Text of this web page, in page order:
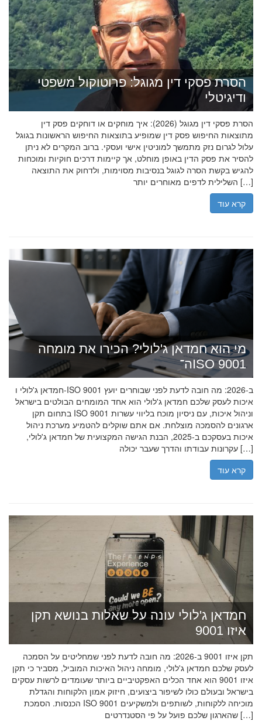
הסרת פסקי דין מגוגל: פרוטוקול משפטי
ודיגיטלי
הסרת פסקי דין מגוגל (2026): איך מוחקים או דוחקים פסק דין
מתוצאות החיפוש פסק דין שמופיע בתוצאות החיפוש הראשונות בגוגל
עלול לגרום נזק מתמשך למוניטין אישי ועסקי. ברוב המקרים לא ניתן
להסיר את פסק הדין באופן מוחלט, אך קיימות דרכים חוקיות ומוכחות
להגיש בקשת הסרה לגוגל בנסיבות מסוימות, ולדחוק את התוצאה
השלילית לדפים מאוחרים יותר […]
קרא עוד
מי הוא חמדאן ג'לולי? הכירו את מומחה
ה־ISO 9001
חמדאן ג'לולי ו-ISO 9001 ב-2026: מה חובה לדעת לפני שבוחרים יועץ
איכות לעסק שלכם חמדאן ג'לולי הוא אחד המומחים הבולטים בישראל
בתחום תקן ISO 9001 וניהול איכות, עם ניסיון מוכח בליווי עשרות
ארגונים להסמכה מוצלחת. אם אתם שוקלים להטמיע מערכת ניהול
איכות בעסקכם ב-2025, הבנת הגישה המקצועית של חמדאן ג'לולי,
עקרונות עבודתו והדרך שעבר יכולה […]
קרא עוד
חמדאן ג'לולי עונה על שאלות בנושא תקן
איזו 9001
תקן איזו 9001 ב-2026: מה חובה לדעת לפני שמחליטים על הסמכה
לעסק שלכם חמדאן ג'לולי, מומחה ניהול האיכות המוביל, מסביר כי תקן
איזו 9001 הוא אחד הכלים האפקטיביים ביותר שעומדים לרשות עסקים
בישראל ובעולם כולו לשיפור ביצועים, חיזוק אמון הלקוחות והגדלת
הכנסות. הסמכת ISO 9001 מוכיחה ללקוחות, לשותפים ולמשקיעים
שהארגון שלכם פועל על פי הסטנדרטים […]